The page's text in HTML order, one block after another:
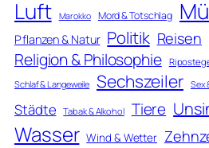
Luft Marokko Mord & Totschlag
Pflanzen & Natur Politik Reisen
Religion & Philosophie
Schlaf & Langeweile Sechszeiler Sex
Städte Tabak & Alkohol Tiere
Wasser Wind & Wetter